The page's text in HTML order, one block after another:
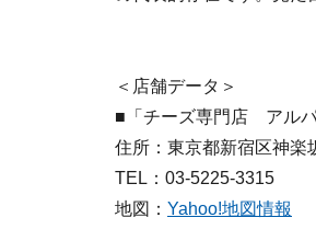
＜店舗データ＞
■「チーズ専門店 アルパ
住所：東京都新宿区神楽
TEL：03-5225-3315
地図： Yahoo!地図情報